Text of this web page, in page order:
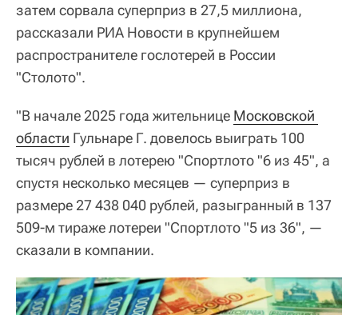
затем сорвала суперприз в 27,5 миллиона,
рассказали РИА Новости в крупнейшем
распространителе гослотерей в России
"Столото".
"В начале 2025 года жительнице Московской
области Гульнаре Г. довелось выиграть 100
тысяч рублей в лотерею "Спортлото "6 из 45", а
спустя несколько месяцев — суперприз в
размере 27 438 040 рублей, разыгранный в 137
509-м тираже лотереи "Спортлото "5 из 36", —
сказали в компании.